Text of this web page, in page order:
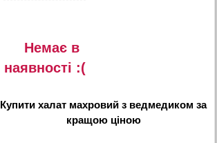
Немає в
наявностi :(
Купитихалат махровий з ведмедиком за
кращою ціною